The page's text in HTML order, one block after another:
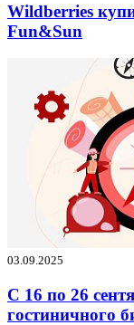
Wildberries
Fun&Sun
03.09.2025
C 16 по 26
гостиничного